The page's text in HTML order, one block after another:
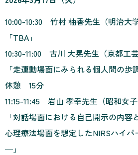
10:00-10:30 竹村 柚香先生（明治大学
「TBA」
10:30-11:00 古川 大晃先生（京都工芸
「走運動場面にみられる個人間の歩
休憩 15分
11:15-11:45 岩山 孝幸先生（昭和女子
「対話場面における自己開示の内
心理療法場面を想定したNIRSハイ
―」